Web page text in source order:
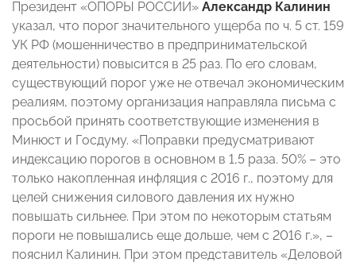
Президент «ОПОРЫ РОССИИ» Александр Калинин
указал, что порог значительного ущерба по ч. 5 ст. 159
УК РФ (мошенничество в предпринимательской
деятельности) повысится в 25 раз. По его словам,
существующий порог уже не отвечал экономическим
реалиям, поэтому организация направляла письма с
просьбой принять соответствующие изменения в
Минюст и Госдуму. «Поправки предусматривают
индексацию порогов в основном в 1,5 раза. 50% – это
только накопленная инфляция с 2016 г., поэтому для
целей снижения силового давления их нужно
повышать сильнее. При этом по некоторым статьям
пороги не повышались еще дольше, чем с 2016 г.», –
пояснил Калинин. При этом представитель «Деловой